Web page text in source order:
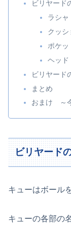
ビリヤー
ラシャ
クッシ
ポケッ
ヘッド
ビリヤー
まとめ
おまけ ～
ビリヤード
キューはボール
キューの各部の